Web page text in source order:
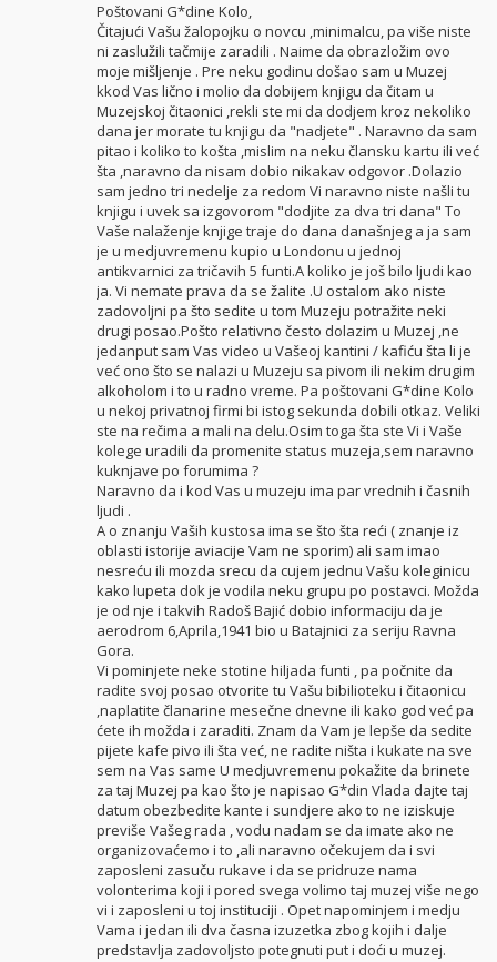
Poštovani G*dine Kolo,
Čitajući Vašu žalopojku o novcu ,minimalcu, pa više niste
ni zaslužili tačmije zaradili . Naime da obrazložim ovo
moje mišljenje . Pre neku godinu došao sam u Muzej
kkod Vas lično i molio da dobijem knjigu da čitam u
Muzejskoj čitaonici ,rekli ste mi da dodjem kroz nekoliko
dana jer morate tu knjigu da "nadjete" . Naravno da sam
pitao i koliko to košta ,mislim na neku člansku kartu ili već
šta ,naravno da nisam dobio nikakav odgovor .Dolazio
sam jedno tri nedelje za redom Vi naravno niste našli tu
knjigu i uvek sa izgovorom "dodjite za dva tri dana" To
Vaše nalaženje knjige traje do dana današnjeg a ja sam
je u medjuvremenu kupio u Londonu u jednoj
antikvarnici za tričavih 5 funti.A koliko je još bilo ljudi kao
ja. Vi nemate prava da se žalite .U ostalom ako niste
zadovoljni pa što sedite u tom Muzeju potražite neki
drugi posao.Pošto relativno često dolazim u Muzej ,ne
jedanput sam Vas video u Vašeoj kantini / kafiću šta li je
već ono što se nalazi u Muzeju sa pivom ili nekim drugim
alkoholom i to u radno vreme. Pa poštovani G*dine Kolo
u nekoj privatnoj firmi bi istog sekunda dobili otkaz. Veliki
ste na rečima a mali na delu.Osim toga šta ste Vi i Vaše
kolege uradili da promenite status muzeja,sem naravno
kuknjave po forumima ?
Naravno da i kod Vas u muzeju ima par vrednih i časnih
ljudi .
A o znanju Vaših kustosa ima se što šta reći ( znanje iz
oblasti istorije aviacije Vam ne sporim) ali sam imao
nesreću ili mozda srecu da cujem jednu Vašu koleginicu
kako lupeta dok je vodila neku grupu po postavci. Možda
je od nje i takvih Radoš Bajić dobio informaciju da je
aerodrom 6,Aprila,1941 bio u Batajnici za seriju Ravna
Gora.
Vi pominjete neke stotine hiljada funti , pa počnite da
radite svoj posao otvorite tu Vašu bibilioteku i čitaonicu
,naplatite članarine mesečne dnevne ili kako god već pa
ćete ih možda i zaraditi. Znam da Vam je lepše da sedite
pijete kafe pivo ili šta već, ne radite ništa i kukate na sve
sem na Vas same U medjuvremenu pokažite da brinete
za taj Muzej pa kao što je napisao G*din Vlada dajte taj
datum obezbedite kante i sundjere ako to ne iziskuje
previše Vašeg rada , vodu nadam se da imate ako ne
organizovaćemo i to ,ali naravno očekujem da i svi
zaposleni zasuču rukave i da se pridruze nama
volonterima koji i pored svega volimo taj muzej više nego
vi i zaposleni u toj instituciji . Opet napominjem i medju
Vama i jedan ili dva časna izuzetka zbog kojih i dalje
predstavlja zadovoljsto potegnuti put i doći u muzej.